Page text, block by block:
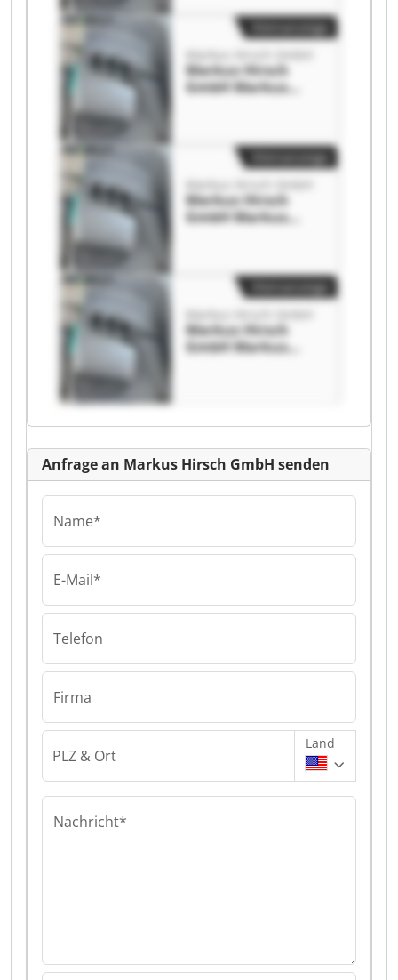
Markus Hirsch GmbH
Markus Hirsch
GmbH Markus
Kleinanzeige
Markus Hirsch GmbH
Markus Hirsch
GmbH Markus
Kleinanzeige
Markus Hirsch GmbH
Markus Hirsch
GmbH Markus
Kleinanzeige
Anfrage an Markus Hirsch GmbH senden
Name*
E-Mail*
Telefon
Firma
PLZ & Ort
Land
Nachricht*